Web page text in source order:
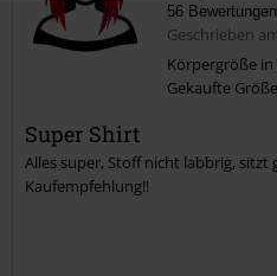
Kommentar jetzt abschicken!
56 Bewertungen
Geschrieben
Körpergröße in
Gekaufte
Super Shirt
Alles super, Stoff nicht labbrig, sitzt
Kaufempfehlung!!